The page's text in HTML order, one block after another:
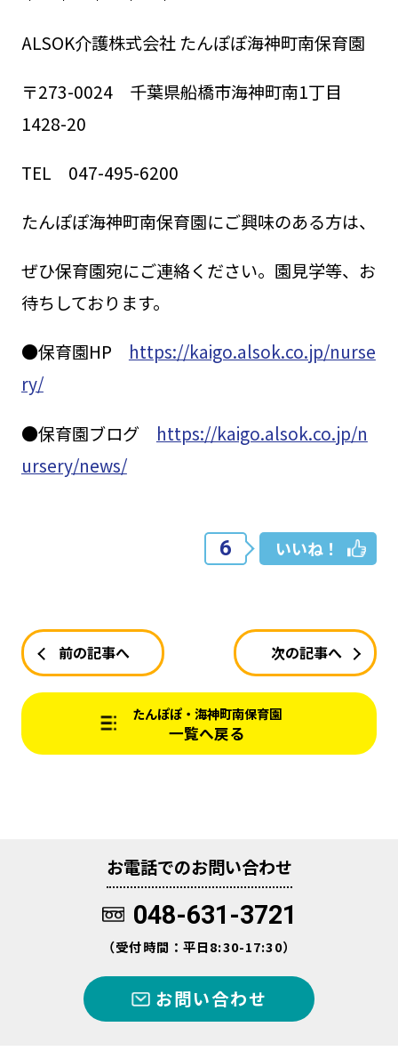
ALSOK介護株式会社 たんぽぽ海神町南保育園
〒273-0024 千葉県船橋市海神町南1丁目
1428-20
TEL 047-495-6200
たんぽぽ海神町南保育園にご興味のある方は、
ぜひ保育園宛にご連絡ください。園見学等、お
待ちしております。
●保育園HP https://kaigo.alsok.co.jp/nurse
ry/
●保育園ブログ https://kaigo.alsok.co.jp/n
ursery/news/
6 いいね！
前の記事へ 次の記事へ
たんぽぽ・海神町南保育園
一覧へ戻る
お電話でのお問い合わせ
048-631-3721
（受付時間：平日8:30-17:30）
お問い合わせ